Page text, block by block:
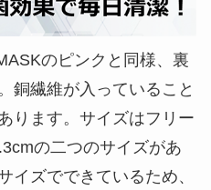
のピンクと同様、裏
銅繊維が入っていること
ります。サイズはフリー
の二つのサイズがあ
イズでできているため、